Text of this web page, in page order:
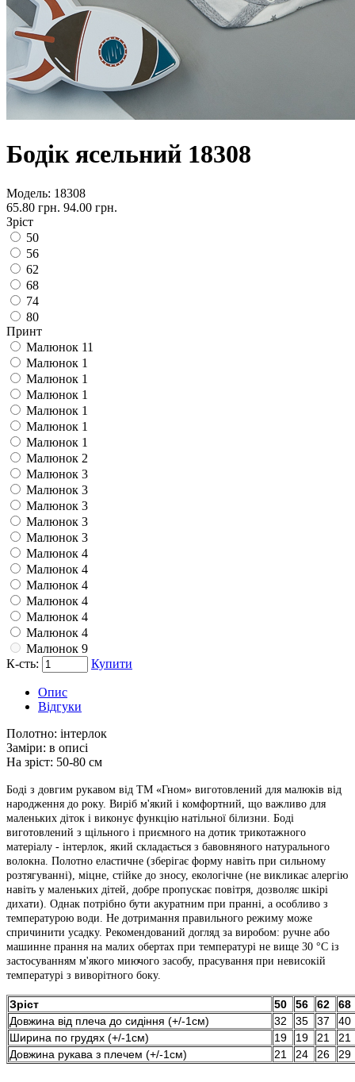
Бодік ясельний 18308
Модель: 18308
65.80 грн. 94.00 грн.
Зріст
50
56
62
68
74
80
Принт
Малюнок 11
Малюнок 1
Малюнок 1
Малюнок 1
Малюнок 1
Малюнок 1
Малюнок 1
Малюнок 2
Малюнок 3
Малюнок 3
Малюнок 3
Малюнок 3
Малюнок 3
Малюнок 4
Малюнок 4
Малюнок 4
Малюнок 4
Малюнок 4
Малюнок 4
Малюнок 9
К-сть:
Купити
Опис
Відгуки
Полотно: інтерлок
Заміри: в описі
На зріст: 50-80 см
Боді з довгим рукавом від ТМ «Гном» виготовлений для малюків від
народження до року. Виріб м'який і комфортний, що важливо для
маленьких діток і виконує функцію натільної білизни. Боді
виготовлений з щільного і приємного на дотик трикотажного
матеріалу - інтерлок, який складається з бавовняного натурального
волокна. Полотно еластичне (зберігає форму навіть при сильному
розтягуванні), міцне, стійке до зносу, екологічне (не викликає алергію
навіть у маленьких дітей, добре пропускає повітря, дозволяє шкірі
дихати). Однак потрібно бути акуратним при пранні, а особливо з
температурою води. Не дотримання правильного режиму може
спричинити усадку. Рекомендований догляд за виробом: ручне або
машинне прання на малих обертах при температурі не вище 30 °C із
застосуванням м'якого миючого засобу, прасування при невисокій
температурі з виворітного боку.
Зріст 50 56 62
68
Довжина від плеча до сидіння (+/-1см)
32 35 37
40
Ширина по грудях (+/-1см)
19 19 21
21
Довжина рукава з плечем (+/-1см)
21 24 26 29